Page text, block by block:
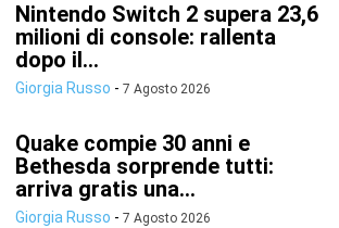
Nintendo Switch 2 supera 23,6
milioni di console: rallenta
dopo il...
Giorgia Russo - 7 Agosto 2026
Quake compie 30 anni e
Bethesda sorprende tutti:
arriva gratis una...
Giorgia Russo - 7 Agosto 2026